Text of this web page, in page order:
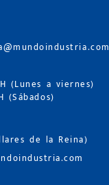
(Lunes a viernes)
(Sábados)
de la Reina)